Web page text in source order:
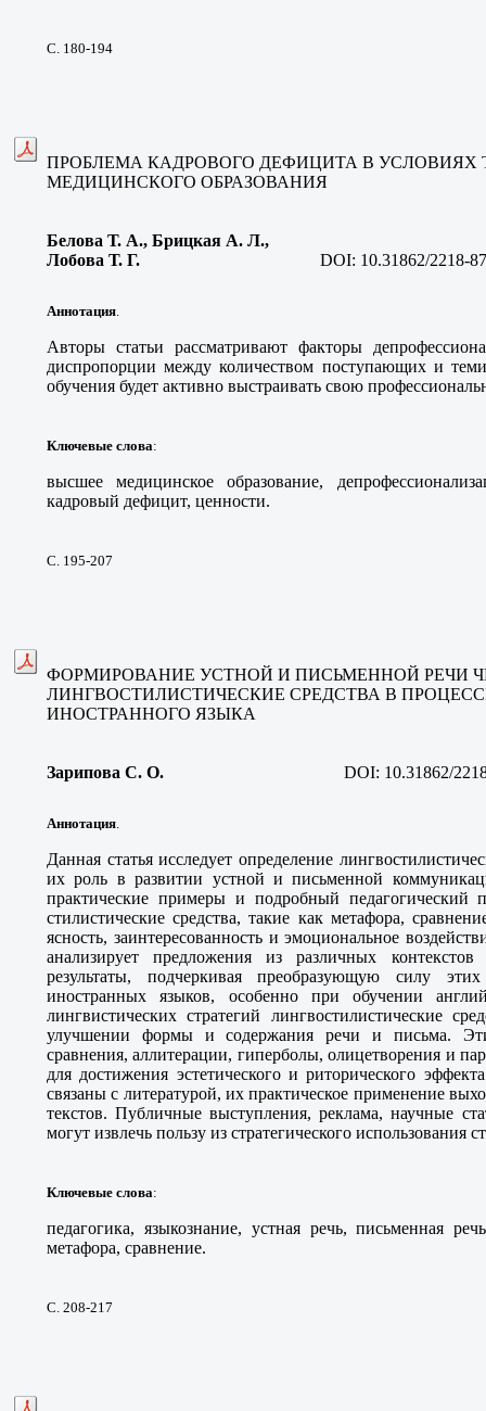
С. 180-194
ПРОБЛЕМА КАДРОВОГО ДЕФИЦИТА В
МЕДИЦИНСКОГО ОБРАЗОВАНИЯ
Белова Т. А., Брицкая А. Л.,
Лобова Т. Г.
DOI: 10.31862/2218-
Аннотация.
Авторы статьи рассматривают факторы
диспропорции между количеством поступающих и
обучения будет активно выстраивать свою
Ключевые слова:
высшее медицинское образование,
кадровый дефицит, ценности.
С. 195-207
ФОРМИРОВАНИЕ УСТНОЙ И ПИСЬМЕННОЙ РЕЧИ
ЛИНГВОСТИЛИСТИЧЕСКИЕ СРЕДСТВА В
ИНОСТРАННОГО ЯЗЫКА
Зарипова С. О. DOI: 10.31862/
Аннотация.
Данная статья исследует определение
их роль в развитии устной и письменной
практические примеры и подробный педагогический
стилистические средства, такие как метафора,
ясность, заинтересованность и эмоциональное
анализирует предложения из различных
результаты, подчеркивая преобразующую силу
иностранных языков, особенно при обучении
лингвистических стратегий лингвостилистические
улучшении формы и содержания речи и письма.
сравнения, аллитерации, гиперболы, олицетворения и
для достижения эстетического и риторического
связаны с литературой, их практическое применение
текстов. Публичные выступления, реклама, научные
могут извлечь пользу из стратегического использования
Ключевые слова:
педагогика, языкознание, устная речь, письменная
метафора, сравнение.
С. 208-217